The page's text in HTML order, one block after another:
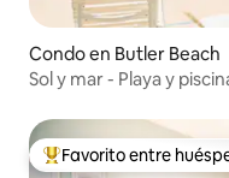
Condo en Butler Beach
Sol y mar - Playa y
Favorito entre
Favorito entre